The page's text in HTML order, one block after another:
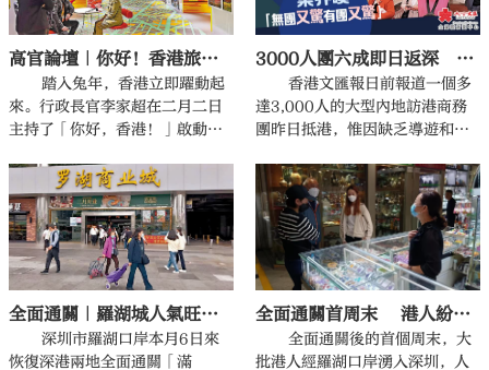
高官論壇｜你好！香港旅遊蓄勢待發
踏入兔年，香港立即躍動起
來。行政長官李家超在二月二日
主持了「你好，香港！」啟動
路，隨即展開的一連串宣傳推廣
活動，向全球展現香港的新魅
力、新發展、新機遇。隨着內地
與香港於二月六日開始全面通
關，社會氣氛熱烈，經濟活動也
蓬勃起來，我們真正是強勢回歸
世界旅遊版圖，更好地融入國家
的發展大局。
3000人團六成即日返深 業界嘆「無團又驚有團又驚」
香港文匯報日前報道一個多
達3,000人的大型內地訪港商務
團昨日抵港，惟因缺乏導遊和旅
商務團在港多留兩三天，約六成
人昨日出席完會議和演唱活動
後，便即日回深圳。團友和負責
主辦的內地組團旅行社均感到可
惜，「來到香港肯定希望在香港
及去澳門旅遊3天到5天。」惟團
友不太熟悉香港景點，又沒有導
遊帶路，故大部分團友選擇即日
來回。有旅遊業工會指，導遊及
全面通關｜羅湖城人氣旺 重現繁盛可期
深圳市羅湖口岸本月6日來
恢復深港兩地全面通關「滿
全面通關首周末 港人紛紛湧入深圳購物消費
全面通關後的首個周末，大
批港人經羅湖口岸湧入深圳，人